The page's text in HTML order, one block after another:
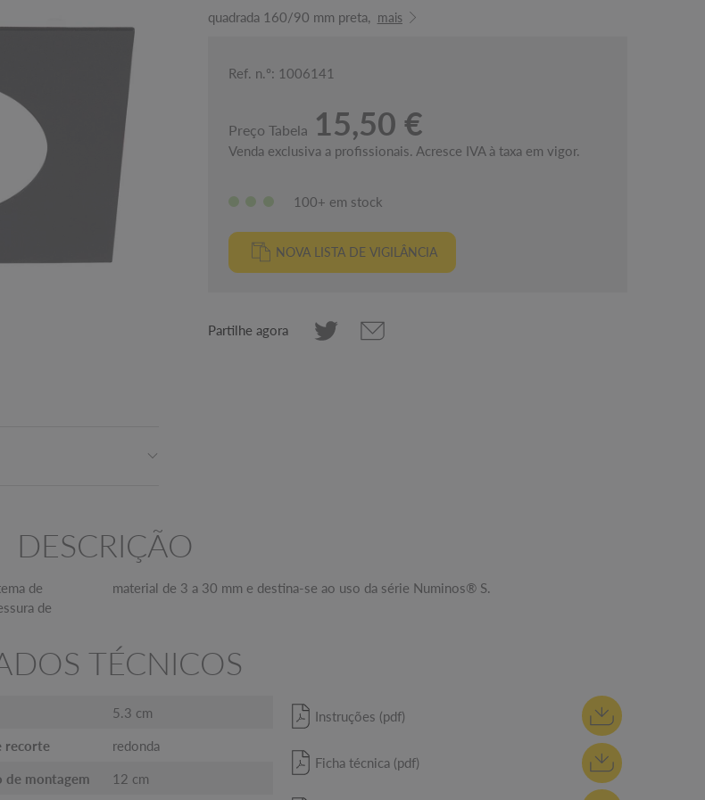
quadrada 160/90 mm preta, mais
Ref. n.º: 1006141
Preço Tabela 15,50 €
Venda exclusiva a profissionais. Acresce IVA à taxa em vigor.
100+ em stock
NOVA LISTA DE VIGILÂNCIA
Partilhe agora
DESCRIÇÃO
de
de
material de 3 a 30 mm e destina-se ao uso da série Numinos® S.
TÉCNICOS
5.3 cm
recorte redonda
de montagem 12 cm
Instruções (pdf)
Ficha técnica (pdf)